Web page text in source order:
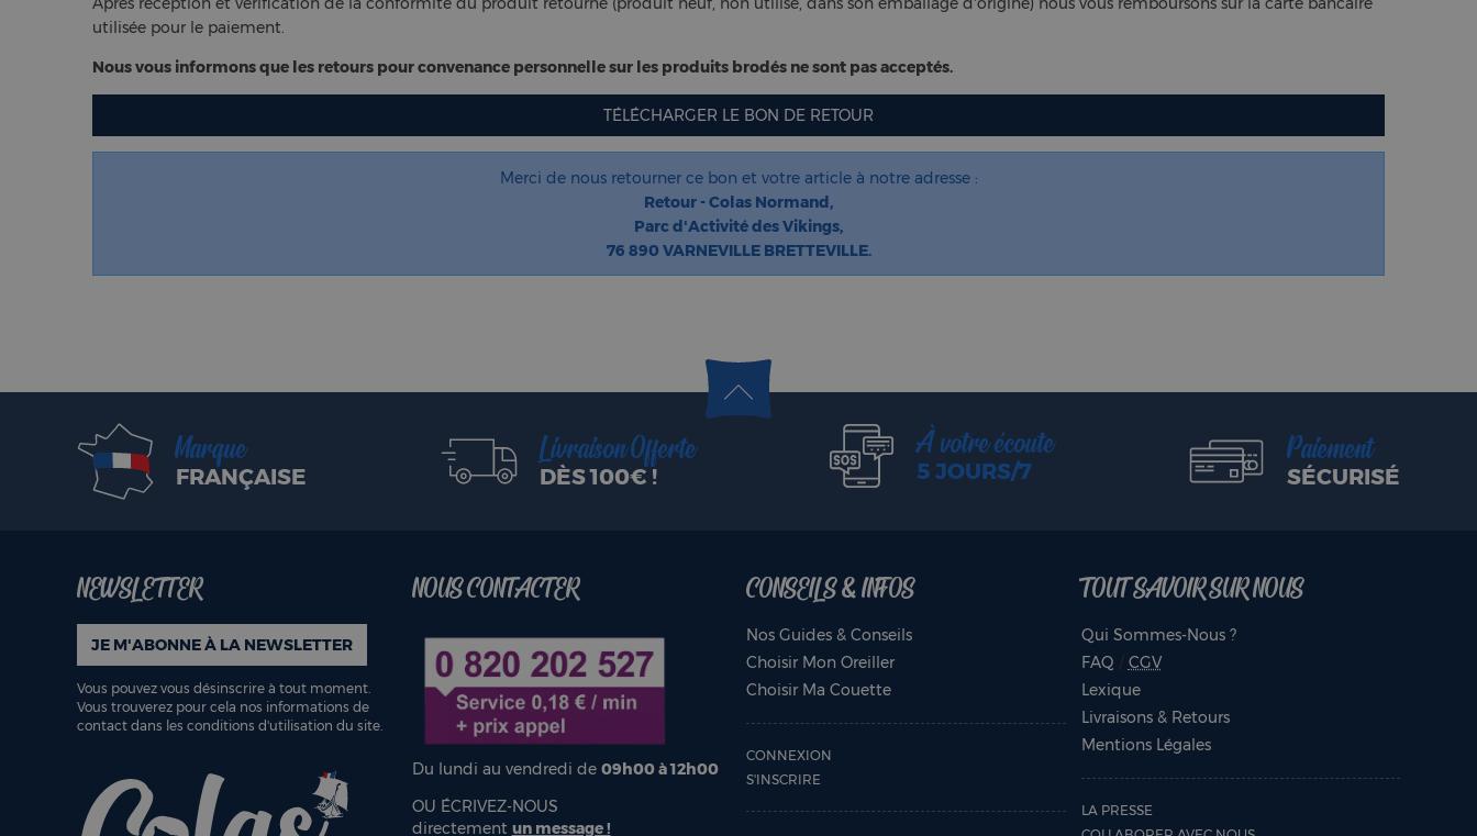
utilisée pour le paiement.
Nous vous informons que les retours pour convenance personnelle sur les produits brodés ne sont pas acceptés.
TÉLÉCHARGER LE BON DE RETOUR
Merci de nous retourner ce bon et votre article à notre adresse :
Retour - Colas Normand,
Parc d'Activité des Vikings,
76 890 VARNEVILLE BRETTEVILLE.
Marque
FRANÇAISE
Livraison Offerte
DÈS 100€ !
À votre écoute
5 JOURS/7
Paiement
SÉCURISÉ
NEWSLETTER
JE M'ABONNE À LA NEWSLETTER
Vous pouvez vous désinscrire à tout moment.
Vous trouverez pour cela nos informations de
contact dans les conditions d'utilisation du site.
NOUS CONTACTER
Du lundi au vendredi de 09h00 à 12h00
OU ÉCRIVEZ-NOUS
directement un message !
CONSEILS & INFOS
Nos Guides & Conseils
Choisir Mon Oreiller
Choisir Ma Couette
CONNEXION
S'INSCRIRE
TOUT SAVOIR SUR NOUS
Qui Sommes-Nous ?
FAQ / CGV
Lexique
Livraisons & Retours
Mentions Légales
LA PRESSE